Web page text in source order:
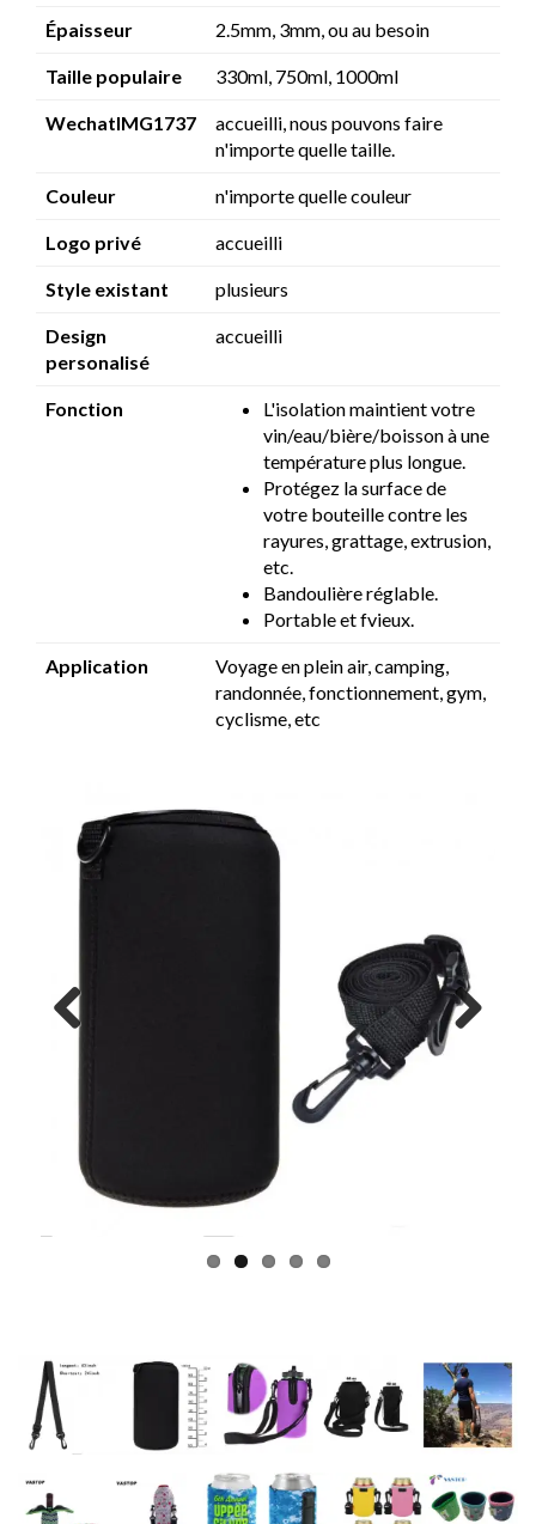
Épaisseur 2.5mm, 3mm, ou au besoin
Taille populaire 330ml, 750ml, 1000ml
WechatIMG1737
accueilli, nous pouvons faire
n'importe quelle taille.
Couleur n'importe quelle couleur
Logo privé accueilli
Style existant plusieurs
Design
personalisé
accueilli
Fonction
L'isolation maintient votre
vin/eau/bière/boisson à une
température plus longue.
Protégez la surface de
votre bouteille contre les
rayures, grattage, extrusion,
etc.
Bandoulière réglable.
Portable et fvieux.
Application
Voyage en plein air, camping,
randonnée, fonctionnement, gym,
cyclisme, etc
Next